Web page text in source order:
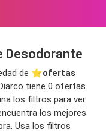
Desodorante
de ⭐️ofertas
tiene 0 ofertas
los filtros para ver
los mejores
Usa los filtros